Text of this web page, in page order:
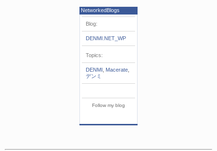
NetworkedBlogs
Blog:
DENMI.NET_WP
Topics:
DENMI Macerate
デンミ
Follow my blog